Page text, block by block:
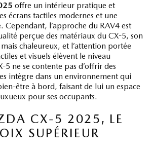
offre un intérieur pratique et
écrans tactiles modernes et une
Cependant, l’approche du RAV4 est
perçue des matériaux du CX-5, son
chaleureux, et l’attention portée
et visuels élèvent le niveau
5 ne se contente pas d’offrir des
intègre dans un environnement qui
être à bord, faisant de lui un espace
pour ses occupants.
CX-5 2025, LE
SUPÉRIEUR